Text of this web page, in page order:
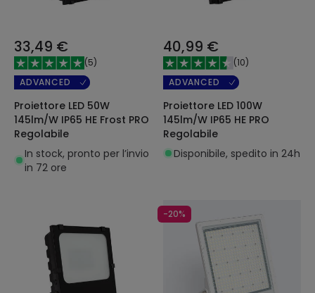
33,49 €
(5)
ADVANCED
Proiettore LED 50W
145lm/W IP65 HE Frost PRO
Regolabile
In stock, pronto per l’invio
in 72 ore
40,99 €
(10)
ADVANCED
Proiettore LED 100W
145lm/W IP65 HE PRO
Regolabile
Disponibile, spedito in 24h
-20%